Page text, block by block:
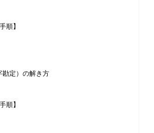
順】
勘定）の解き方
順】